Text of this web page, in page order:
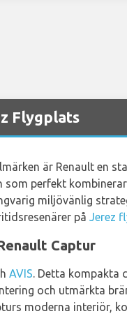
Flygplats
är Renault en
perfekt
miljövänlig
på Jerez
Captur
AVIS. Detta kompakta
och utmärkta
moderna interiör,